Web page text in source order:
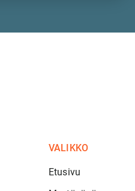
VALIKKO
Etusivu